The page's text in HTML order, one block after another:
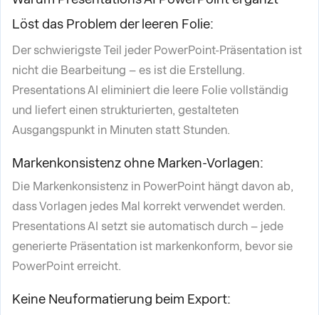
Löst das Problem der leeren Folie:
Der schwierigste Teil jeder PowerPoint-Präsentation ist
nicht die Bearbeitung – es ist die Erstellung.
Presentations AI eliminiert die leere Folie vollständig
und liefert einen strukturierten, gestalteten
Ausgangspunkt in Minuten statt Stunden.
Markenkonsistenz ohne Marken-Vorlagen:
Die Markenkonsistenz in PowerPoint hängt davon ab,
dass Vorlagen jedes Mal korrekt verwendet werden.
Presentations AI setzt sie automatisch durch – jede
generierte Präsentation ist markenkonform, bevor sie
PowerPoint erreicht.
Keine Neuformatierung beim Export: